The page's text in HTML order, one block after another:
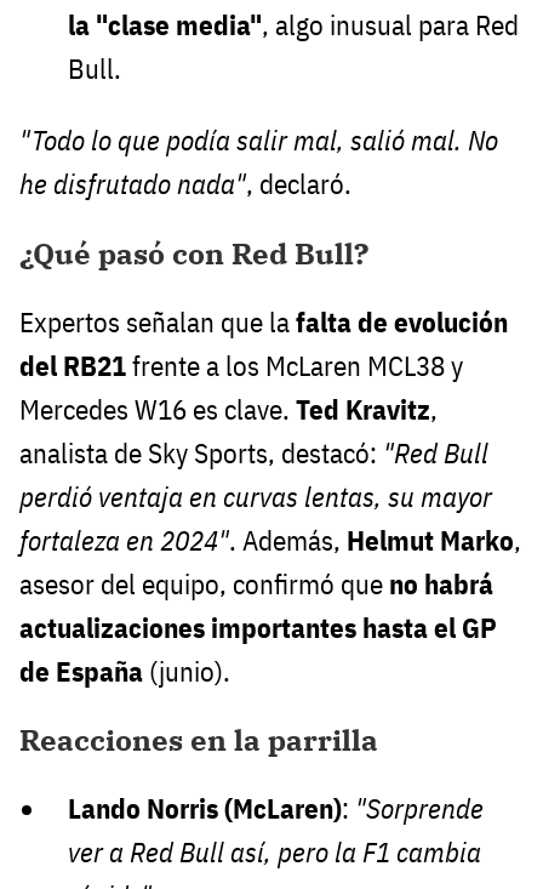
la "clase media", algo inusual para Red
Bull.
"Todo lo que podía salir mal, salió mal. No
he disfrutado nada", declaró.
¿Qué pasó con Red Bull?
Expertos señalan que lafalta de evolución
del RB21frente a los McLaren MCL38 y
Mercedes W16 es clave. Ted Kravitz,
analista de Sky Sports, destacó: "Red Bull
perdió ventaja en curvas lentas, su mayor
fortaleza en 2024". Además, Helmut Marko,
asesor del equipo, confirmó que no habrá
actualizaciones importantes hasta el GP
de España (junio).
Reacciones en la parrilla
Lando Norris (McLaren): "Sorprende
ver a Red Bull así, pero la F1 cambia